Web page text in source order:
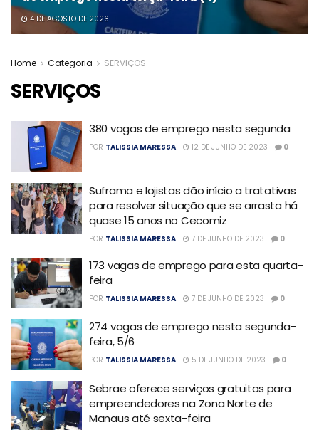
4 DE AGOSTO DE 2026
Home Categoria SERVIÇOS
SERVIÇOS
380 vagas de emprego nesta segunda
POR TALISSIA MARESSA 12 DE JUNHO DE 2023 0
Suframa e lojistas dão início a tratativas
para resolver situação que se arrasta há
quase 15 anos no Cecomiz
POR TALISSIA MARESSA 7 DE JUNHO DE 2023 0
173 vagas de emprego para esta quarta-
feira
POR TALISSIA MARESSA 7 DE JUNHO DE 2023 0
274 vagas de emprego nesta segunda-
feira, 5/6
POR TALISSIA MARESSA 5 DE JUNHO DE 2023 0
Sebrae oferece serviços gratuitos para
empreendedores na Zona Norte de
Manaus até sexta-feira